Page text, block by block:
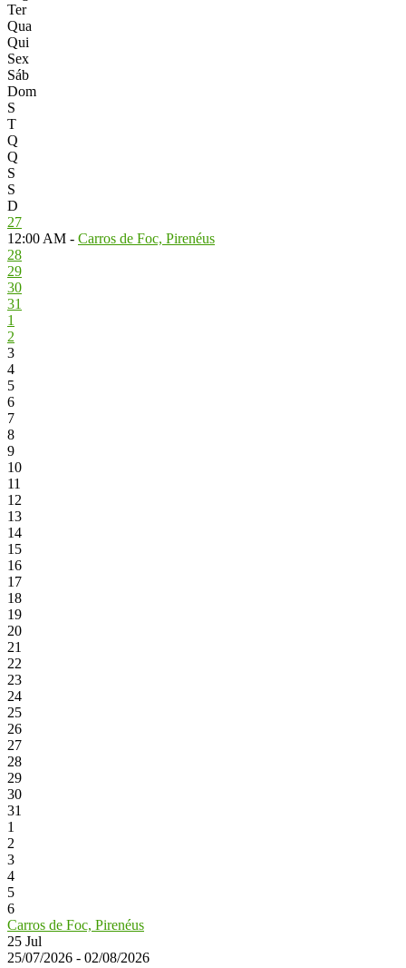
Ter
Qua
Qui
Sex
Sáb
Dom
S
T
Q
Q
S
S
D
27
12:00 AM - Carros de Foc, Pirenéus
28
29
30
31
1
2
3
4
5
6
7
8
9
10
11
12
13
14
15
16
17
18
19
20
21
22
23
24
25
26
27
28
29
30
31
1
2
3
4
5
6
Carros de Foc, Pirenéus
25 Jul
25/07/2026 - 02/08/2026